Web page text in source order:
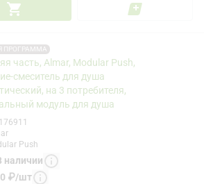
ПРОГРАММА
часть, Almar, Modular Push,
смеситель для душа
на 3 потребителя,
модуль для душа
Push
наличии
₽/шт